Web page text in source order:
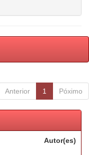
Anterior 1 Póximo
Autor(es)